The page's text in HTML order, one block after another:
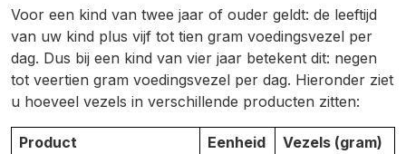
Voor een kind van twee jaar of ouder geldt: de leeftijd
van uw kind plus vijf tot tien gram voedingsvezel per
dag. Dus bij een kind van vier jaar betekent dit: negen
tot veertien gram voedingsvezel per dag. Hieronder ziet
u hoeveel vezels in verschillende producten zitten:
Product Eenheid Vezels (gram)